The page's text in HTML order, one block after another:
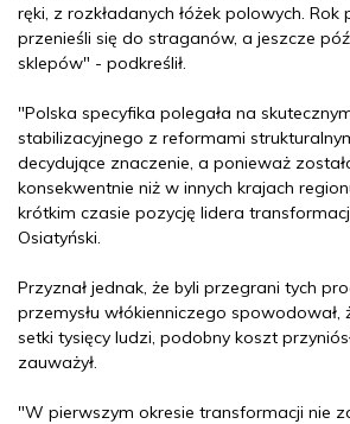
ręki, z rozkładanych łóżek polowych.
przenieśli się do straganów, a jeszcze
sklepów" - podkreślił.
"Polska specyfika polegała na
stabilizacyjnego z reformami
decydujące znaczenie, a ponieważ
konsekwentnie niż w innych krajach
krótkim czasie pozycję lidera
Osiatyński.
Przyznał jednak, że byli przegrani tych
przemysłu włókienniczego spowodował,
setki tysięcy ludzi, podobny koszt
zauważył.
"W pierwszym okresie transformacji nie